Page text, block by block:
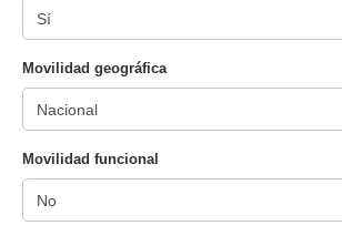
Movilidad geográfica
Movilidad funcional